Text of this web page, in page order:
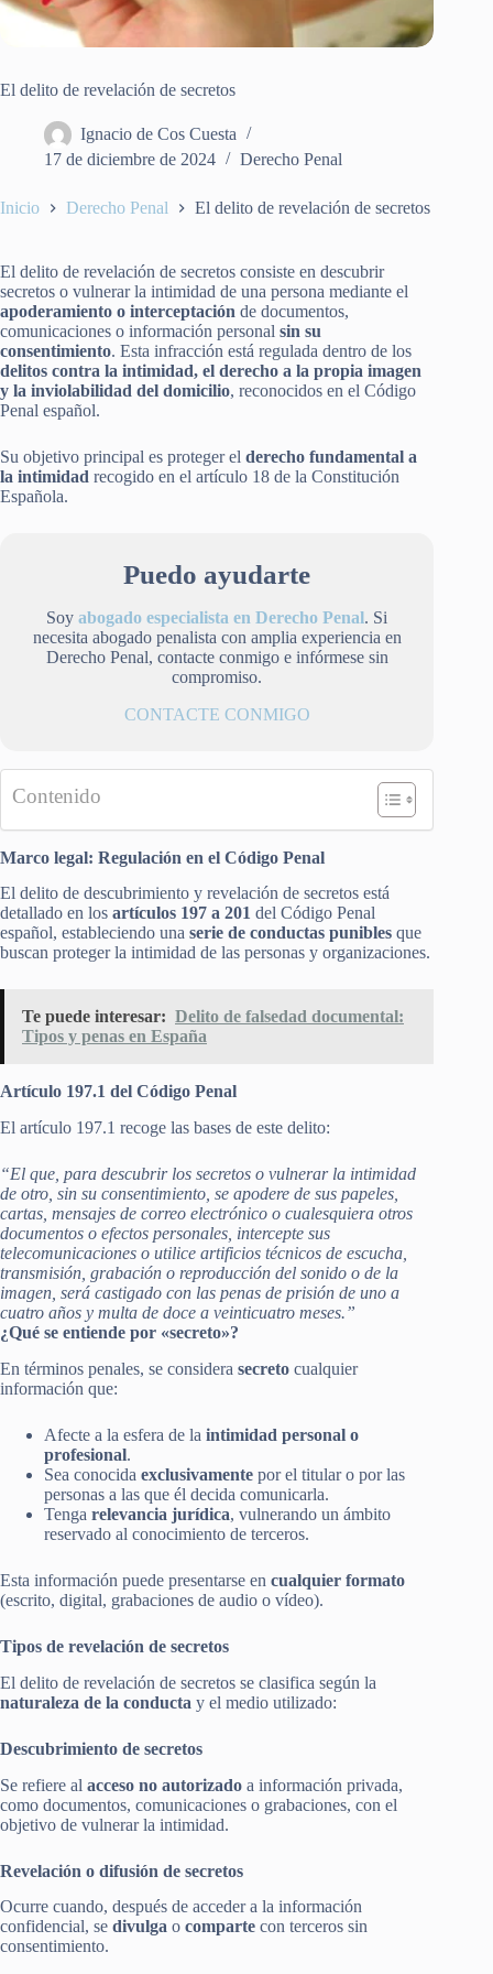
El delito de revelación de secretos
Ignacio de Cos Cuesta
17 de diciembre de 2024
Derecho Penal
Inicio Derecho Penal El delito de revelación de secretos
El delito de revelación de secretos consiste en descubrir
secretos o vulnerar la intimidad de una persona mediante el
apoderamiento o interceptación de documentos,
comunicaciones o información personal sin su
consentimiento. Esta infracción está regulada dentro de los
delitos contra la intimidad, el derecho a la propia imagen
y la inviolabilidad del domicilio, reconocidos en el Código
Penal español.
Su objetivo principal es proteger el derecho fundamental a
la intimidad recogido en el artículo 18 de la Constitución
Española.
Puedo ayudarte
Soyabogado especialista en Derecho Penal. Si
necesita abogado penalista con amplia experiencia en
Derecho Penal, contacte conmigo e infórmese sin
compromiso.
CONTACTE CONMIGO
Contenido
Marco legal: Regulación en el Código Penal
El delito de descubrimiento y revelación de secretos está
detallado en los artículos 197 a 201 del Código Penal
español, estableciendo una serie de conductas punibles que
buscan proteger la intimidad de las personas y organizaciones.
Te puede interesar: Delito de falsedad documental:
Tipos y penas en España
Artículo 197.1 del Código Penal
El artículo 197.1 recoge las bases de este delito:
“El que, para descubrir los secretos o vulnerar la intimidad
de otro, sin su consentimiento, se apodere de sus papeles,
cartas, mensajes de correo electrónico o cualesquiera otros
documentos o efectos personales, intercepte sus
telecomunicaciones o utilice artificios técnicos de escucha,
transmisión, grabación o reproducción del sonido o de la
imagen, será castigado con las penas de prisión de uno a
cuatro años y multa de doce a veinticuatro meses.”
¿Qué se entiende por «secreto»?
En términos penales, se considera secreto cualquier
información que:
Afecte a la esfera de la intimidad personal o
profesional.
Sea conocida exclusivamente por el titular o por las
personas a las que él decida comunicarla.
Tenga relevancia jurídica, vulnerando un ámbito
reservado al conocimiento de terceros.
Esta información puede presentarse en cualquier formato
(escrito, digital, grabaciones de audio o vídeo).
Tipos de revelación de secretos
El delito de revelación de secretos se clasifica según la
naturaleza de la conducta y el medio utilizado:
Descubrimiento de secretos
Se refiere al acceso no autorizado a información privada,
como documentos, comunicaciones o grabaciones, con el
objetivo de vulnerar la intimidad.
Revelación o difusión de secretos
Ocurre cuando, después de acceder a la información
confidencial, se divulga o comparte con terceros sin
consentimiento.